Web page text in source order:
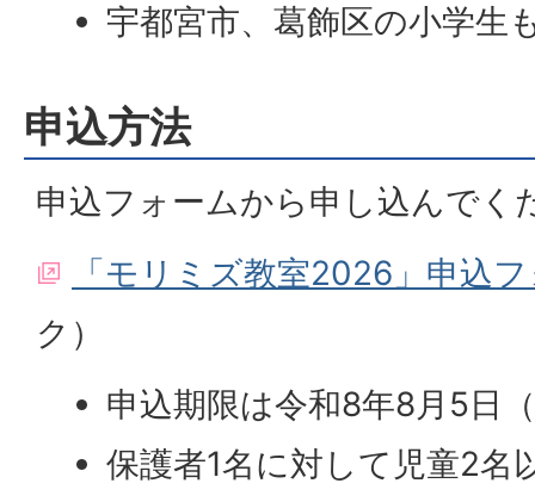
宇都宮市、葛飾区の小学生
申込方法
申込フォームから申し込んでく
「モリミズ教室2026」申込
ク）
申込期限は令和8年8月5日
保護者1名に対して児童2名